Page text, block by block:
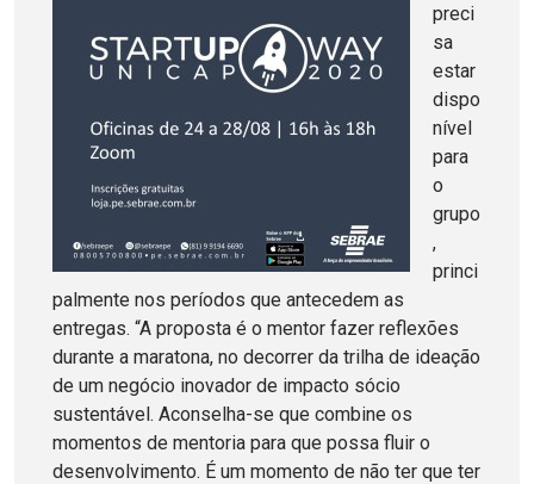
preci
sa
estar
dispo
nível
para
o
grupo
,
princi
palmente nos períodos que antecedem as
entregas. “A proposta é o mentor fazer reflexões
durante a maratona, no decorrer da trilha de ideação
de um negócio inovador de impacto sócio
sustentável. Aconselha-se que combine os
momentos de mentoria para que possa fluir o
desenvolvimento. É um momento de não ter que ter